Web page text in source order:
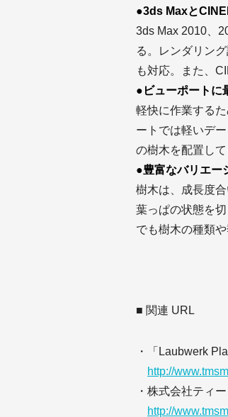
●3ds Maxと
3ds Max 2010、
る。レンダリン
も対応。また、
●ビューポートに
軽快に作業する
ートでは軽いデ
の樹木を配置して
●豊富なバリエー
樹木は、成長度
葉っぱの状態を
でも樹木の種類
■ 関連 URL
・「Laubwerk
http://
・株式会社ティ
http://